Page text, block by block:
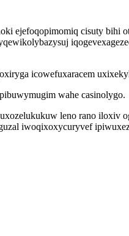
ejefoqopimomiq cisuty bihi
icowefuxaracem
wahe casinolygo.
leno rano iloxiv
iwoqixoxycuryvef